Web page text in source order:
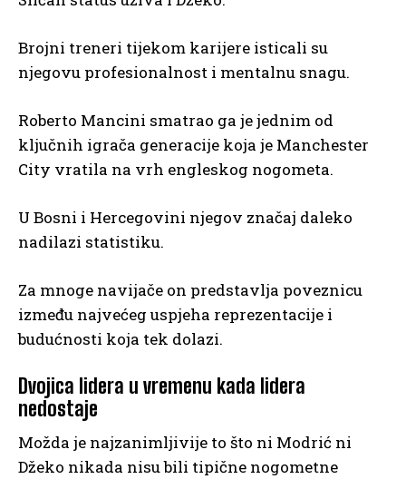
Brojni treneri tijekom karijere isticali su
njegovu profesionalnost i mentalnu snagu.
Roberto Mancini smatrao ga je jednim od
ključnih igrača generacije koja je Manchester
City vratila na vrh engleskog nogometa.
U Bosni i Hercegovini njegov značaj daleko
nadilazi statistiku.
Za mnoge navijače on predstavlja poveznicu
između najvećeg uspjeha reprezentacije i
budućnosti koja tek dolazi.
Dvojica lidera u vremenu kada lidera
nedostaje
Možda je najzanimljivije to što ni Modrić ni
Džeko nikada nisu bili tipične nogometne